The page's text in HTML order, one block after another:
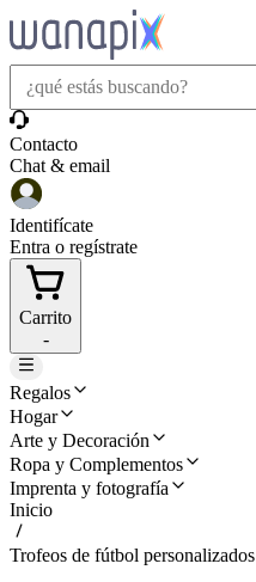
Contacto
Chat & email
Identifícate
Entra o regístrate
Carrito
-
Regalos
Hogar
Arte y Decoración
Ropa y Complementos
Imprenta y fotografía
Inicio
Trofeos de fútbol personalizados